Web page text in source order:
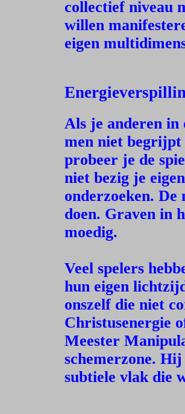
collectief niveau
willen
eigen
Als je anderen in
men niet begrijpt
probeer je de
niet bezig je
onderzoeken.
doen. Graven in
moedig.
Veel spelers
hun eigen
onszelf die niet
Christusenergie
Meester
schemerzone.
subtiele vlak die